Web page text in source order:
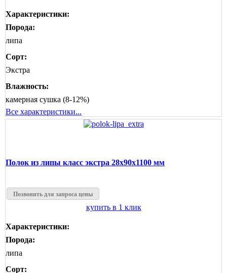
Характеристики:
Порода:
липа
Сорт:
Экстра
Влажность:
камерная сушка (8-12%)
Все характеристики...
Полок из липы класс экстра 28x90x1100 мм
Позвонить для запроса цены
купить в 1 клик
Характеристики:
Порода:
липа
Сорт: